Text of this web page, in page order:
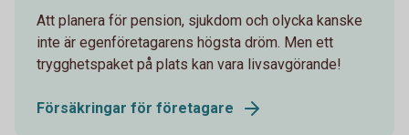
Att planera för pension, sjukdom och olycka kanske
inte är egenföretagarens högsta dröm. Men ett
trygghetspaket på plats kan vara livsavgörande!
Försäkringar för företagare